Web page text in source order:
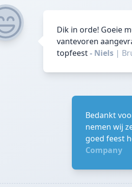
Dik in orde! Goeie
vantevoren
topfeest- Niels |
Bedankt
nemen wij
goed feest
Company